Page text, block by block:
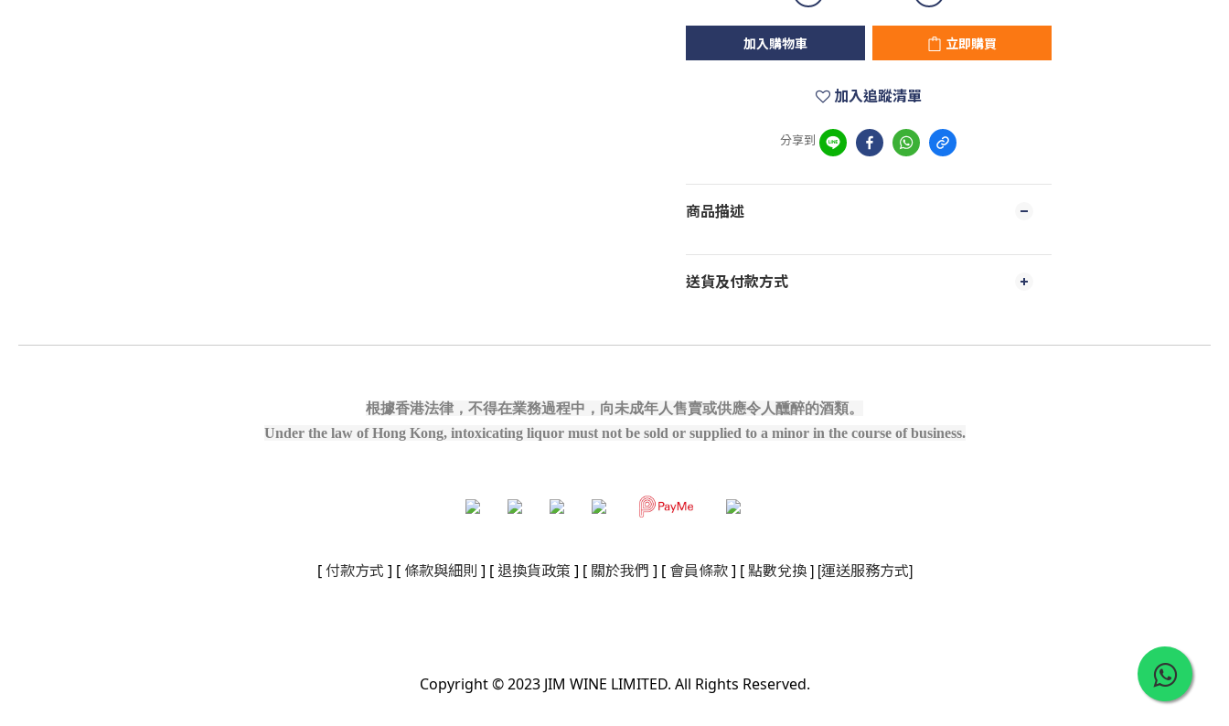
加入購物車 立即購買
加入追蹤清單
分享到
商品描述
送貨及付款方式
根據香港法律，不得在業務過程中，向未成年人售賣或供應令人醺醉的酒類。
Under the law of Hong Kong, intoxicating liquor must not be sold or supplied to a minor in the course of business.
[ 付款方式 ] [ 條款與細則 ] [ 退換貨政策 ] [ 關於我們 ] [ 會員條款 ] [點數兌換] [運送服務方式]
Copyright © 2023 JIM WINE LIMITED. All Rights Reserved.